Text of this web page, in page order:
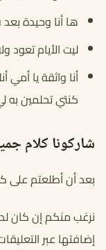
ها أنا وحيدة
ليت الأيام
أنا واثقة يا
كنتي تحلمين به
شاركونا كلام
بعد أن أطلعتم على
نرغب منكم إن كان
إضافتها عبر